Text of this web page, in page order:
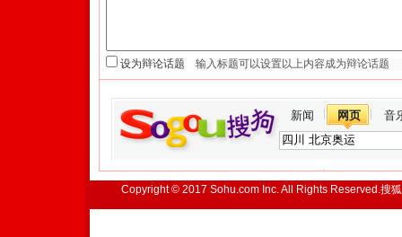
设为辩论话题
新闻 网页 音
Copyright © 2017 Sohu.com Inc. All Rights Reserved.搜